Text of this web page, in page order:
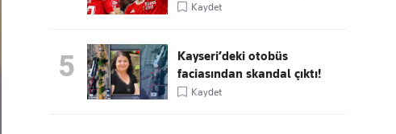
Kaydet
5
Kayseri’deki otobüs
faciasından skandal çıktı!
Kaydet